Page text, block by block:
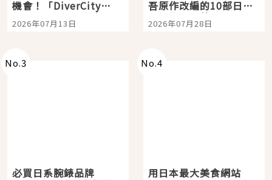
機會！「DiverCity
Tokyo Plaza」搭船、
購物、美食及夜景，一
2026年07月13日
吾原作改編的10部日本
影視作品推薦
2026年07月28日
No.3
必買日系腕錶品牌
No.4
用日本最大美食網站